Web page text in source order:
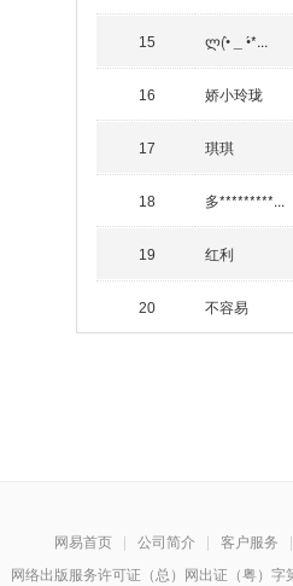
15 ლ(•̀ _ •́*...
16 娇小玲珑
17 琪琪
18 多*********...
19 红利
20 不容易
网易首页 | 公司简介 | 客户服务
|
网络出版服务许可证（总）网出证（粤）